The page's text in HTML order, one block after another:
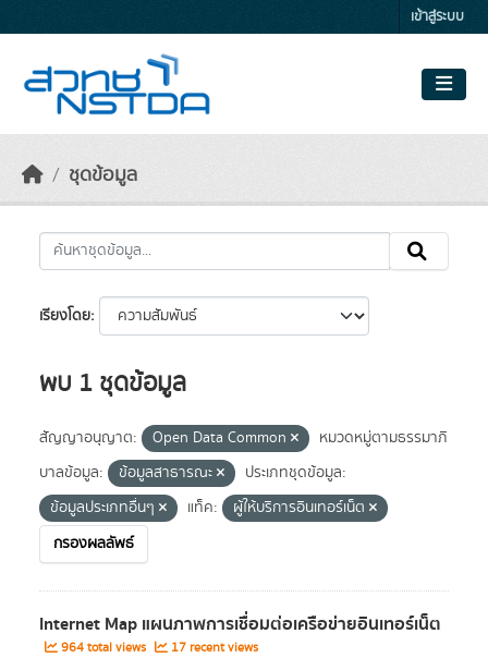
เข้าสู่ระบบ
ชุดข้อมูล
เรียงโดย
พบ 1 ชุดข้อมูล
สัญญาอนุญาต: Open Data Common
หมวดหมู่ตามธรรมาภิ
บาลข้อมูล:
ข้อมูลสาธารณะ
ประเภทชุดข้อมูล:
ข้อมูลประเภทอื่นๆ
แท็ค:
ผู้ให้บริการอินเทอร์เน็ต
กรองผลลัพธ์
Internet Map แผนภาพการเชื่อมต่อเครือข่ายอินเทอร์เน็ต
964 total views 17 recent views